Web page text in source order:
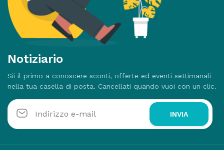
Notiziario
Sii il primo a conoscere sconti, offerte ed eventi settimanali
nella tua casella di posta. Cancellati quando vuoi con un clic.
INVIA